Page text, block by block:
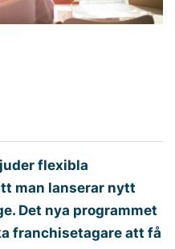
flexibla
man lanserar nytt
Det nya programmet
franchisetagare att få